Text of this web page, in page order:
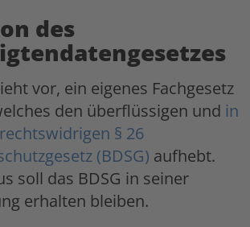
des
vor, ein eigenes Fachgesetz
den überflüssigen und in
§ 26
(BDSG) aufhebt.
soll das BDSG in seiner
erhalten bleiben.